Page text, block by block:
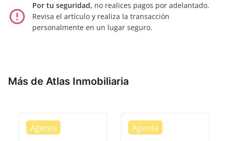
error_outline
Por tu seguridad, no realices pagos por adelantado.
Revisa el artículo y realiza la transacción
personalmente en un lugar seguro.
Más de Atlas Inmobiliaria